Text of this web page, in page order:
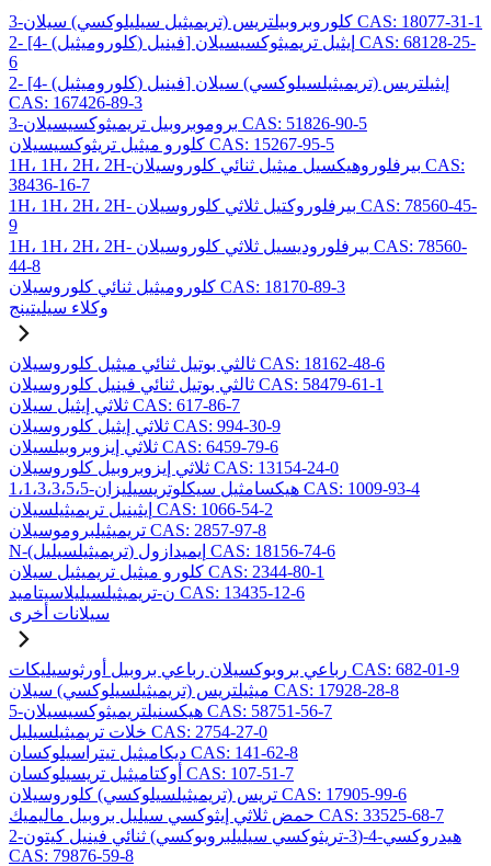
3-كلوروبروبيلتريس (تريميثيل سيليلوكسي) سيلان CAS: 18077-31-1
2- [4- (كلوروميثيل) فينيل] إيثيل تريميثوكسيسيلان CAS: 68128-25-
6
2- [4- (كلوروميثيل) فينيل] إيثيلتريس (تريميثيلسيلوكسي) سيلان
CAS: 167426-89-3
3-بروموبروبيل تريميثوكسيسيلان CAS: 51826-90-5
كلورو ميثيل تريثوكسيسيلان CAS: 15267-95-5
1H، 1H، 2H، 2H-بيرفلوروهيكسيل ميثيل ثنائي كلوروسيلان CAS:
38436-16-7
1H، 1H، 2H، 2H- بيرفلوروكتيل ثلاثي كلوروسيلان CAS: 78560-45-
9
1H، 1H، 2H، 2H- بيرفلوروديسيل ثلاثي كلوروسيلان CAS: 78560-
44-8
كلوروميثيل ثنائي كلوروسيلان CAS: 18170-89-3
وكلاء سيليتينج
ثالثي بوتيل ثنائي ميثيل كلوروسيلان CAS: 18162-48-6
ثالثي بوتيل ثنائي فينيل كلوروسيلان CAS: 58479-61-1
ثلاثي إيثيل سيلان CAS: 617-86-7
ثلاثي إيثيل كلوروسيلان CAS: 994-30-9
ثلاثي إيزوبروبيلسيلان CAS: 6459-79-6
ثلاثي إيزوبروبيل كلوروسيلان CAS: 13154-24-0
1،1،3،3،5،5-هيكسامثيل سيكلوتريسيليزان CAS: 1009-93-4
إيثينيل تريميثيلسيلان CAS: 1066-54-2
تريميثيلبروموسيلان CAS: 2857-97-8
N-(تريميثيلسيليل) إيميدازول CAS: 18156-74-6
كلورو ميثيل تريميثيل سيلان CAS: 2344-80-1
ن-تريميثيلسيليلاسيتاميد CAS: 13435-12-6
سيلانات أخرى
رباعي بروبوكسيلان رباعي بروبيل أورثوسيليكات CAS: 682-01-9
ميثيلتريس (تريميثيلسيلوكسي) سيلان CAS: 17928-28-8
5-هيكسنيلتريميثوكسيسيلان CAS: 58751-56-7
خلات تريميثيلسيليل CAS: 2754-27-0
ديكاميثيل تيتراسيلوكسان CAS: 141-62-8
أوكتاميثيل تريسيلوكسان CAS: 107-51-7
تريس (تريميثيلسيلوكسي) كلوروسيلان CAS: 17905-99-6
حمض ثلاثي إيثوكسي سيليل بروبيل ماليميك CAS: 33525-68-7
2-هيدروكسي-4-(3-تريثوكسي سيليلبروبوكسي) ثنائي فينيل كيتون
CAS: 79876-59-8